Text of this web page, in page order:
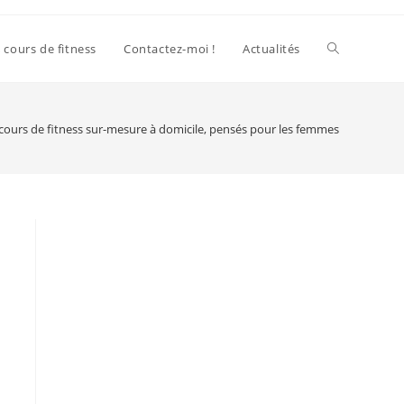
cours de fitness Contactez-moi ! Actualités
de fitness sur-mesure à domicile, pensés pour les femmes